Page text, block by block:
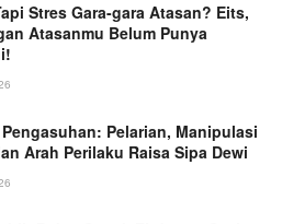
Stres Gara-gara Atasan? Eits,
Atasanmu Belum Punya
Pelarian, Manipulasi
Arah Perilaku Raisa Sipa Dewi